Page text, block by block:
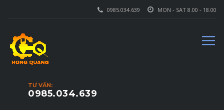
MON - SAT 8.00 - 18.00
0985.034.639
TƯ VẤN:
0985.034.639